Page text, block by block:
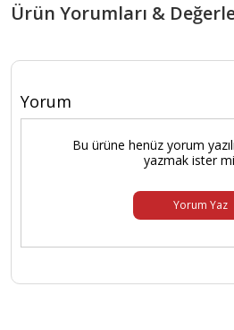
Ürün Yorumları &
Yorum
Bu ürüne henüz yorum
yazmak ister
Yorum Yaz